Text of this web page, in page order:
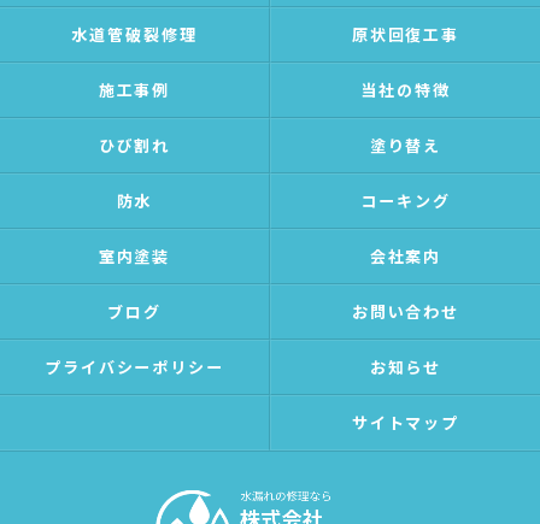
水道管破裂修理 原状回復工事
施工事例 当社の特徴
ひび割れ 塗り替え
防水 コーキング
室内塗装 会社案内
ブログ お問い合わせ
プライバシーポリシー お知らせ
サイトマップ